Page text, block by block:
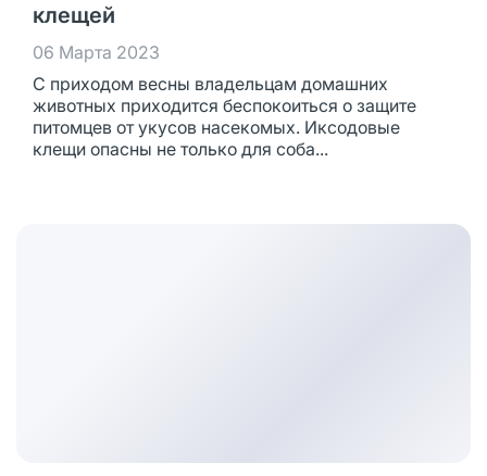
клещей
06 Марта 2023
С приходом весны владельцам домашних
животных приходится беспокоиться о защите
питомцев от укусов насекомых. Иксодовые
клещи опасны не только для соба...